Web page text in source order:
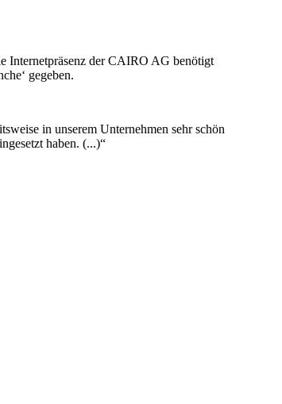
Internetpräsenz der CAIRO AG benötigt
gegeben.
in unserem Unternehmen sehr schön
haben. (...)“